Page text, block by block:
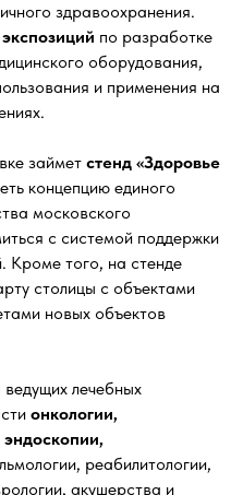
здравоохранения.
по разработке
оборудования,
и применения на
займет стенд «Здоровье
концепцию единого
московского
с системой поддержки
Кроме того, на стенде
столицы с объектами
новых объектов
лечебных
онкологии,
реабилитологии,
акушерства и